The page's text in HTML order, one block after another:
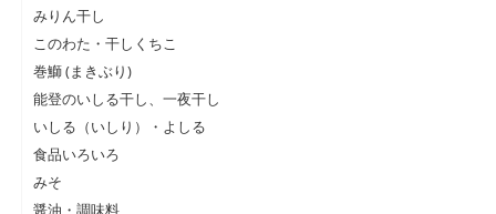
みりん干し
このわた・干しくちこ
巻鰤 (まきぶり)
能登のいしる干し、一夜干し
いしる（いしり）・よしる
食品いろいろ
みそ
醤油・調味料